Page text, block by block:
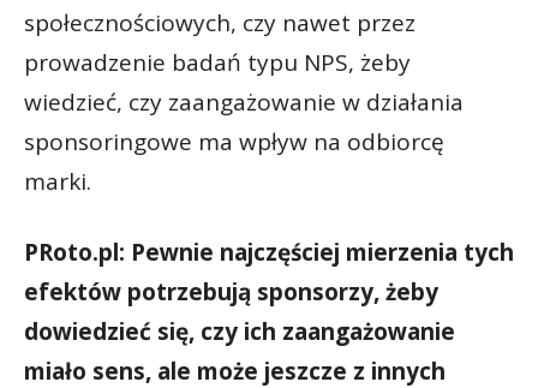
społecznościowych, czy nawet przez
prowadzenie badań typu NPS, żeby
wiedzieć, czy zaangażowanie w działania
sponsoringowe ma wpływ na odbiorcę
marki.
PRoto.pl: Pewnie najczęściej mierzenia tych
efektów potrzebują sponsorzy, żeby
dowiedzieć się, czy ich zaangażowanie
miało sens, ale może jeszcze z innych